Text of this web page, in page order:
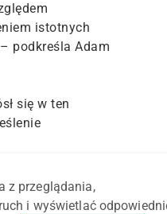
istotnych
podkreśla Adam
się w ten
z przeglądania,
i wyświetlać